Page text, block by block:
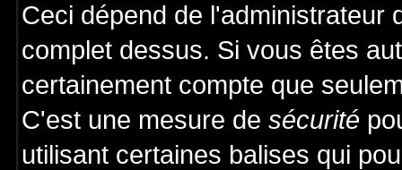
Ceci dépend de l'administrateur
complet dessus. Si vous êtes
certainement compte que
C'est une mesure de sécurité
utilisant certaines balises qui